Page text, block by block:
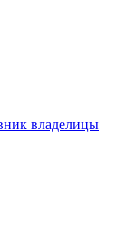
владелицы